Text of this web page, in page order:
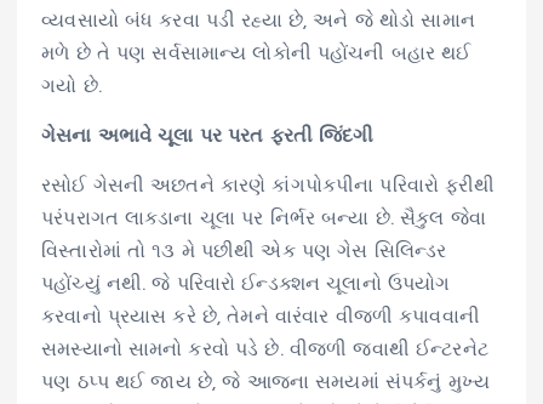
વ્યવસાયો બંધ કરવા પડી રહ્યા છે, અને જે થોડો સામાન
મળે છે તે પણ સર્વસામાન્ય લોકોની પહોંચની બહાર થઈ
ગયો છે.
ગેસના અભાવે ચૂલા પર પરત ફરતી જિંદગી
રસોઈ ગેસની અછતને કારણે કાંગપોકપીના પરિવારો ફરીથી
પરંપરાગત લાકડાના ચૂલા પર નિર્ભર બન્યા છે. સૈકુલ જેવા
વિસ્તારોમાં તો ૧૩ મે પછીથી એક પણ ગેસ સિલિન્ડર
પહોંચ્યું નથી. જે પરિવારો ઈન્ડક્શન ચૂલાનો ઉપયોગ
કરવાનો પ્રયાસ કરે છે, તેમને વારંવાર વીજળી કપાવવાની
સમસ્યાનો સામનો કરવો પડે છે. વીજળી જવાથી ઈન્ટરનેટ
પણ ઠપ્પ થઈ જાય છે, જે આજના સમયમાં સંપર્કનું મુખ્ય